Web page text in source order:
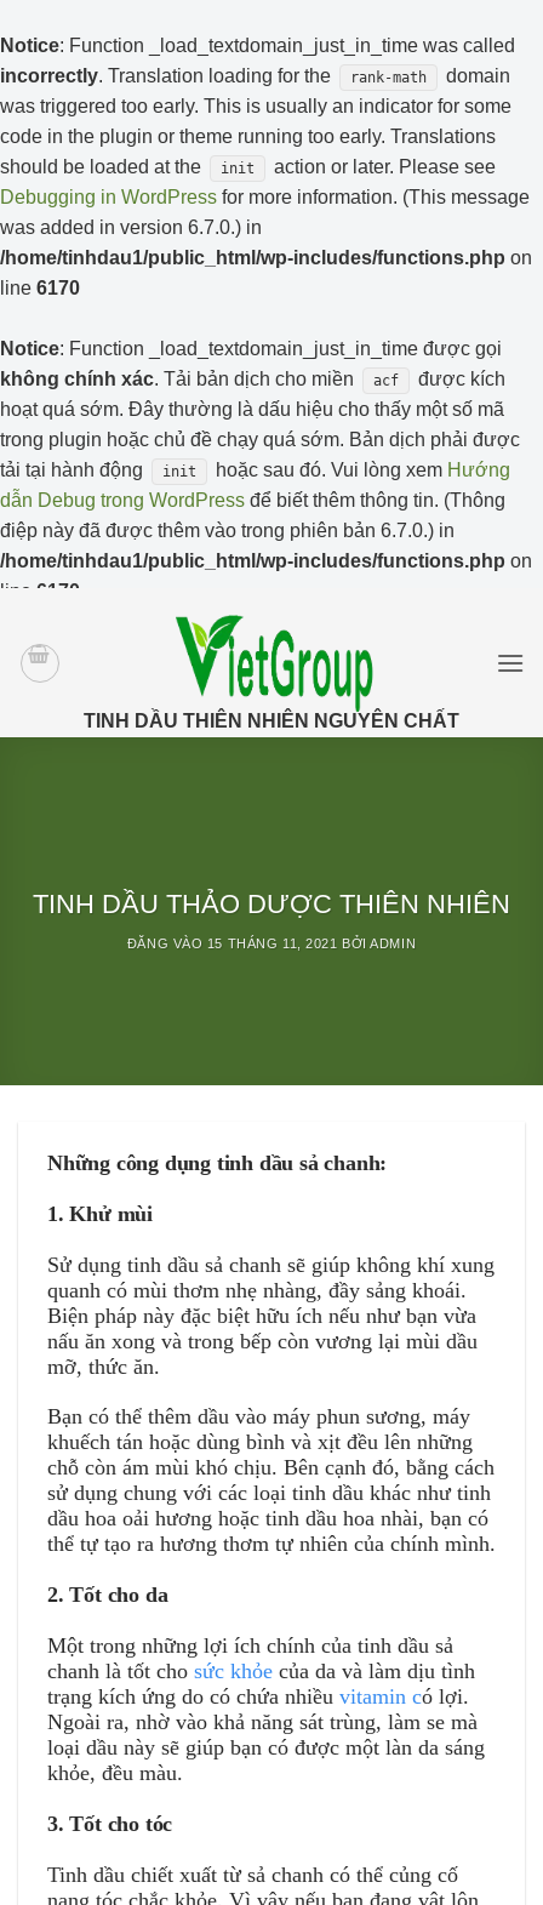
Notice: Function _load_textdomain_just_in_time was called
incorrectly. Translation loading for the rank-math
domain
was triggered too early. This is usually an indicator for some
code in the plugin or theme running too early. Translations
should be loaded at the
init
action or later. Please see
Debugging in WordPress for more information. (This message
was added in version 6.7.0.) in
/home/tinhdau1/public_html/wp-includes/functions.php on
line 6170
Notice: Function _load_textdomain_just_in_time được gọi
không chính xác. Tải bản dịch cho miền acf
được kích
hoạt quá sớm. Đây thường là dấu hiệu cho thấy một số mã
trong plugin hoặc chủ đề chạy quá sớm. Bản dịch phải được
tải tại hành động
init hoặc sau đó. Vui lòng xem Hướng
dẫn Debug trong WordPress để biết thêm thông tin. (Thông
điệp này đã được thêm vào trong phiên bản 6.7.0.) in
/home/tinhdau1/public_html/wp-includes/functions.php on
line 6170
qua
nội
TINH DẦU THIÊN NHIÊN NGUYÊN CHẤT
TINH DẦU THẢO DƯỢC THIÊN NHIÊN
ĐĂNG VÀO 15 THÁNG 11, 2021 BỞIADMIN
Những công dụng tinh dầu sả chanh:
1. Khử mùi
Sử dụng tinh dầu sả chanh sẽ giúp không khí xung
quanh có mùi thơm nhẹ nhàng, đầy sảng khoái.
Biện pháp này đặc biệt hữu ích nếu như bạn vừa
nấu ăn xong và trong bếp còn vương lại mùi dầu
mỡ, thức ăn.
Bạn có thể thêm dầu vào máy phun sương, máy
khuếch tán hoặc dùng bình và xịt đều lên những
chỗ còn ám mùi khó chịu. Bên cạnh đó, bằng cách
sử dụng chung với các loại tinh dầu khác như tinh
dầu hoa oải hương hoặc tinh dầu hoa nhài, bạn có
thể tự tạo ra hương thơm tự nhiên của chính mình.
2. Tốt cho da
Một trong những lợi ích chính của tinh dầu sả
chanh là tốt cho sức khỏe của da và làm dịu tình
trạng kích ứng do có chứa nhiều vitamin có lợi.
Ngoài ra, nhờ vào khả năng sát trùng, làm se mà
loại dầu này sẽ giúp bạn có được một làn da sáng
khỏe, đều màu.
3. Tốt cho tóc
Tinh dầu chiết xuất từ sả chanh có thể củng cố
nang tóc chắc khỏe. Vì vậy nếu bạn đang vật lộn